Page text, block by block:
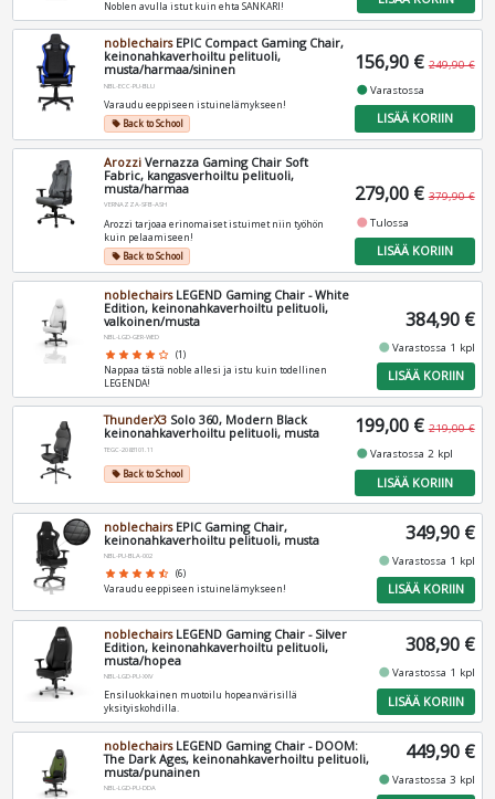
Noblen avulla istut kuin ehta SANKARI!
noblechairsEPIC Compact Gaming Chair,
keinonahkaverhoiltu pelituoli,
musta/harmaa/sininen
NBL-ECC-PU-BLU
Varaudu eeppiseen istuinelämykseen!
local_offerBack to School
156,90 € 249,90 €
fiber_manual_recordVarastossa
LISÄÄ KORIIN
Arozzi Vernazza Gaming Chair Soft
Fabric, kangasverhoiltu pelituoli,
musta/harmaa
VERNAZZA-SFB-ASH
Arozzi tarjoaa erinomaiset istuimet niin työhön
kuin pelaamiseen!
local_offerBack to School
279,00 € 379,90 €
fiber_manual_record Tulossa
LISÄÄ KORIIN
noblechairsLEGEND Gaming Chair - White
Edition, keinonahkaverhoiltu pelituoli,
valkoinen/musta
NBL-LGD-GER-WED
star star star star star_border (1)
Nappaa tästä noble allesi ja istu kuin todellinen
LEGENDA!
384,90 €
fiber_manual_recordVarastossa 1 kpl
LISÄÄ KORIIN
ThunderX3 Solo 360, Modern Black
keinonahkaverhoiltu pelituoli, musta
TEGC-2083101.11
local_offerBack to School
199,00 € 219,00 €
fiber_manual_recordVarastossa 2 kpl
LISÄÄ KORIIN
noblechairsEPIC Gaming Chair,
keinonahkaverhoiltu pelituoli, musta
NBL-PU-BLA-002
star star star star star_half (6)
Varaudu eeppiseen istuinelämykseen!
349,90 €
fiber_manual_recordVarastossa 1 kpl
LISÄÄ KORIIN
noblechairsLEGEND Gaming Chair - Silver
Edition, keinonahkaverhoiltu pelituoli,
musta/hopea
NBL-LGD-PU-XXV
Ensiluokkainen muotoilu hopeanvärisillä
yksityiskohdilla.
308,90 €
fiber_manual_recordVarastossa 1 kpl
LISÄÄ KORIIN
noblechairsLEGEND Gaming Chair - DOOM:
The Dark Ages, keinonahkaverhoiltu pelituoli,
musta/punainen
NBL-LGD-PU-DDA
449,90 €
fiber_manual_recordVarastossa 3 kpl